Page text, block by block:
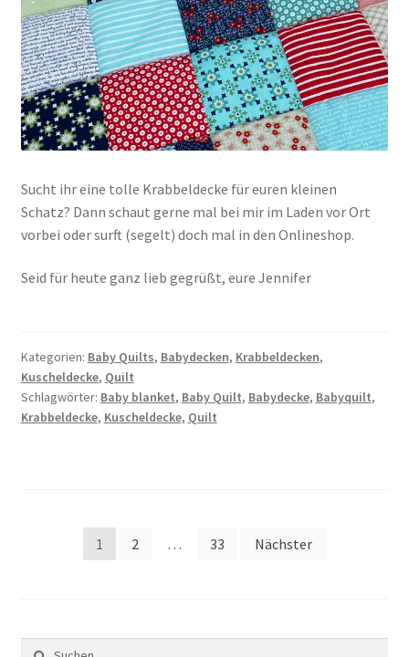
Sucht ihr eine tolle Krabbeldecke für euren kleinen
Schatz? Dann schaut gerne mal bei mir im Laden vor Ort
vorbei oder surft (segelt) doch mal in den Onlineshop.
Seid für heute ganz lieb gegrüßt, eure Jennifer
Kategorien: Baby Quilts, Babydecken, Krabbeldecken,
Kuscheldecke, Quilt
Schlagwörter: Baby blanket, Baby Quilt, Babydecke, Babyquilt,
Krabbeldecke, Kuscheldecke, Quilt
Seitennummerierung
1 2 … 33 Nächster
Suchen